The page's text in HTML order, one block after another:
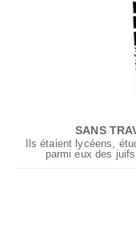
SANS
Ils étaient lycéens,
parmi eux des